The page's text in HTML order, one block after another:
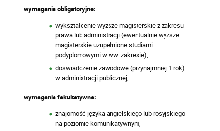
wymagania obligatoryjne:
wykształcenie wyższe magisterskie z zakresu
prawa lub administracji (ewentualnie wyższe
magisterskie uzupełnione studiami
podyplomowymi w ww. zakresie),
doświadczenie zawodowe (przynajmniej 1 rok)
w administracji publicznej,
wymagania fakultatywne:
znajomość języka angielskiego lub rosyjskiego
na poziomie komunikatywnym,